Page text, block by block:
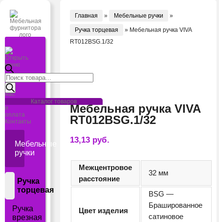
Открыть
меню
Главная
О
нас
и
оплата
Контакты
Мебельные
ручки
Ручка
торцевая
Ручка
врезная
Поиск
товаров
Каталог товаров
Главная » Мебельные ручки »
Ручка торцевая » Мебельная ручка VIVA
RT012BSG.1/32
Мебельная ручка VIVA
RT012BSG.1/32
13,13 руб.
Межцентровое
расстояние
32 мм
Цвет изделия
BSG —
Брашированное
cатиновое